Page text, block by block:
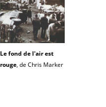
Le fond de l'air est
rouge, de Chris Marker